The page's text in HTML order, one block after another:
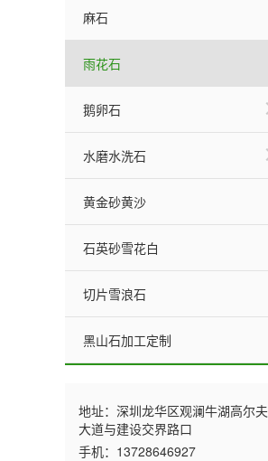
麻石
雨花石
鹅卵石
水磨水洗石
黄金砂黄沙
石英砂雪花白
切片雪浪石
黑山石加工定制
地址：深圳龙华区观澜牛湖高尔夫
大道与建设交界路口
手机：13728646927